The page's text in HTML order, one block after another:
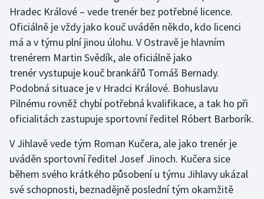
Krasobruslení
Lezení
Lyže a snowboard
Moderní pětiboj
Motorsport
Olympijské hry
Parasport
Hradec Králové – vede trenér bez potřebné licence.
Oficiálně je vždy jako kouč uváděn někdo, kdo licenci
má a v týmu plní jinou úlohu. V Ostravě je hlavním
trenérem Martin Svědík, ale oficiálně jako
trenér vystupuje kouč brankářů Tomáš Bernady.
Podobná situace je v Hradci Králové. Bohuslavu
Pilnému rovněž chybí potřebná kvalifikace, a tak ho při
oficialitách zastupuje sportovní ředitel Róbert Barborík.
V Jihlavě vede tým Roman Kučera, ale jako trenér je
uváděn sportovní ředitel Josef Jinoch. Kučera sice
během svého krátkého působení u týmu Jihlavy ukázal
své schopnosti, beznadějně poslední tým okamžitě